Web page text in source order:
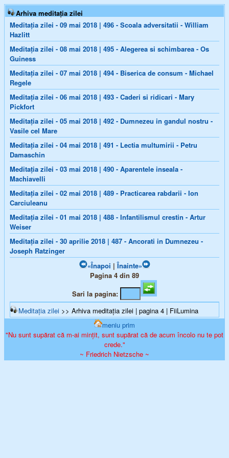
Arhiva meditația zilei
Meditația zilei - 09 mai 2018 | 496 - Scoala adversitatii - William
Hazlitt
Meditația zilei - 08 mai 2018 | 495 - Alegerea si schimbarea - Os
Guiness
Meditația zilei - 07 mai 2018 | 494 - Biserica de consum - Michael
Regele
Meditația zilei - 06 mai 2018 | 493 - Caderi si ridicari - Mary
Pickfort
Meditația zilei - 05 mai 2018 | 492 - Dumnezeu in gandul nostru -
Vasile cel Mare
Meditația zilei - 04 mai 2018 | 491 - Lectia multumirii - Petru
Damaschin
Meditația zilei - 03 mai 2018 | 490 - Aparentele inseala -
Machiavelli
Meditația zilei - 02 mai 2018 | 489 - Practicarea rabdarii - Ion
Carciuleanu
Meditația zilei - 01 mai 2018 | 488 - Infantilismul crestin - Artur
Weiser
Meditația zilei - 30 aprilie 2018 | 487 - Ancorati in Dumnezeu -
Joseph Ratzinger
«Înapoi |Înainte»
Pagina 4 din 89
Sari la pagina:
Meditația zilei >> Arhiva meditația zilei | pagina 4 | FiiLumina
meniu prim
"Nu sunt supărat că m-ai mințit, sunt supărat că de acum încolo nu te pot
crede."
~ Friedrich Nietzsche ~